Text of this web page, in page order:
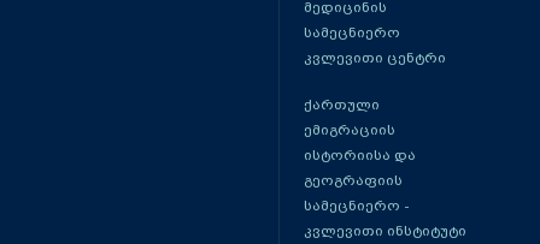
მედიცინის
სამეცნიერო
კვლევითი ცენტრი
ქართული
ემიგრაციის
ისტორიისა და
გეოგრაფიის
სამეცნიერო -
კვლევითი ინსტიტუტი